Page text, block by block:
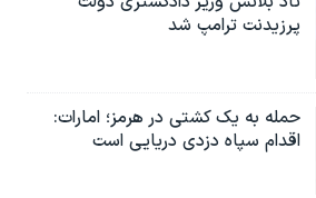
پرزیدنت ترامپ شد
حمله به یک کشتی در هرمز؛ امارات:
اقدام سپاه دزدی دریایی است